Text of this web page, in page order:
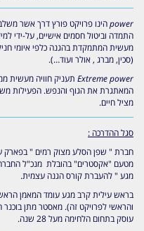
powerהינו פרויקט פורץ דרך אשר
התמדה וביטול חסמים אישיים, על-ידי
מעשית המתמקדת בהגנה כלפי איומי
(סכין, מברג , אולר ועוד…).
Extreme power תעניק חוויה מעשית
המאתגרת את הגוף והנפש. הפעילות
מציל חיים.
סגל ההדרכה :
חברת " שפן הסלע מצוק רמים " בפארק
מטעם "אקסטרים" בהובלת מנכ"ל החברה
מגע " להעברת קורס הגנה עצמית.
בראש עילית קרב מגע עומד המאמן
והראשי לפרויקט זה). מאסטר מתן בוכנר
עוסק בתחום הלחימה מעל 28 שנה.